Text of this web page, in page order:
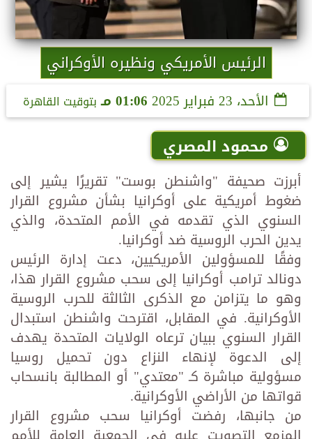
الرئيس الأمريكي ونظيره الأوكراني
الأحد، 23 فبراير 2025 01:06 مـ بتوقيت القاهرة
محمود المصري
أبرزت صحيفة "واشنطن بوست" تقريرًا يشير إلى
ضغوط أمريكية على أوكرانيا بشأن مشروع القرار
السنوي الذي تقدمه في الأمم المتحدة، والذي
يدين الحرب الروسية ضد أوكرانيا.
وفقًا للمسؤولين الأمريكيين، دعت إدارة الرئيس
دونالد ترامب أوكرانيا إلى سحب مشروع القرار هذا،
وهو ما يتزامن مع الذكرى الثالثة للحرب الروسية
الأوكرانية. في المقابل، اقترحت واشنطن استبدال
القرار السنوي ببيان ترعاه الولايات المتحدة يهدف
إلى الدعوة لإنهاء النزاع دون تحميل روسيا
مسؤولية مباشرة كـ "معتدي" أو المطالبة بانسحاب
قواتها من الأراضي الأوكرانية.
من جانبها، رفضت أوكرانيا سحب مشروع القرار